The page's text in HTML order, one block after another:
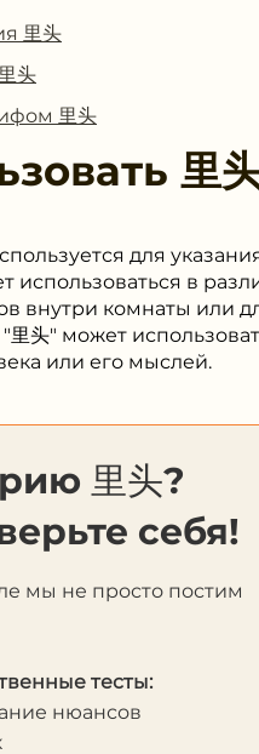
里头
头
里头
里
для
использоваться в
внутри комнаты или
"里头" может
или его мыслей.
里头?
себя!
мы не просто постим
тесты:
нюансов